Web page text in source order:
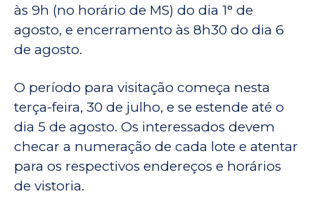
às 9h (no horário de MS) do dia 1° de
agosto, e encerramento às 8h30 do dia 6
de agosto.
O período para visitação começa nesta
terça-feira, 30 de julho, e se estende até o
dia 5 de agosto. Os interessados devem
checar a numeração de cada lote e atentar
para os respectivos endereços e horários
de vistoria.